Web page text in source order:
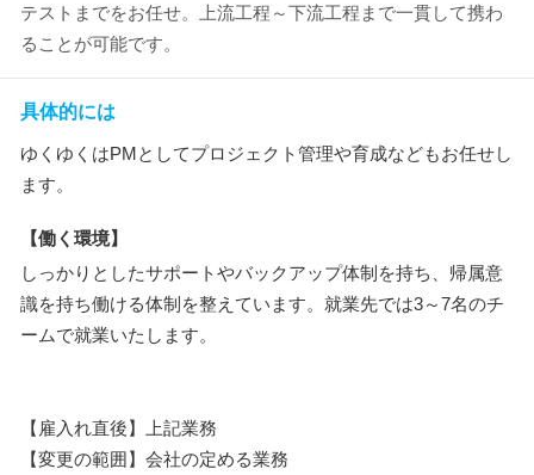
テストまでをお任せ。上流工程～下流工程まで一貫して携わ
ることが可能です。
具体的には
ゆくゆくはPMとしてプロジェクト管理や育成などもお任せし
ます。
【働く環境】
しっかりとしたサポートやバックアップ体制を持ち、帰属意
識を持ち働ける体制を整えています。就業先では3～7名のチ
ームで就業いたします。
【雇入れ直後】上記業務
【変更の範囲】会社の定める業務